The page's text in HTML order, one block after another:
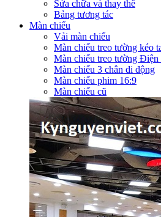
Sửa chữa và thay thế
Bảng tương tác
Màn chiếu
Vải màn chiếu
Màn chiếu treo tường kéo
Màn chiếu treo tường Điện
Màn chiếu 3 chân di động
Màn chiếu phim 16:9
Màn chiếu cũ